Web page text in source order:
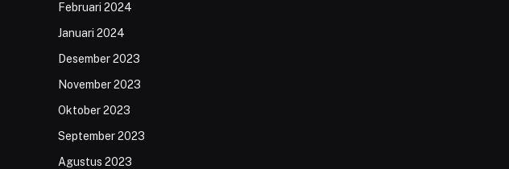
Februari 2024
Januari 2024
Desember 2023
November 2023
Oktober 2023
September 2023
Agustus 2023